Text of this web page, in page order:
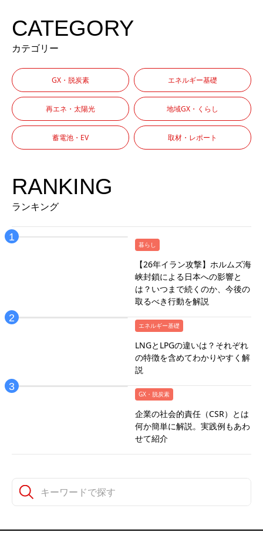
CATEGORY
カテゴリー
GX・脱炭素 エネルギー基礎
再エネ・太陽光 地域GX・くらし
蓄電池・EV 取材・レポート
RANKING
ランキング
暮らし
【26年イラン攻撃】ホルムズ海
峡封鎖による日本への影響と
は？いつまで続くのか、今後の
取るべき行動を解説
エネルギー基礎
LNGとLPGの違いは？それぞれ
の特徴を含めてわかりやすく解
説
GX・脱炭素
企業の社会的責任（CSR）とは
何か簡単に解説。実践例もあわ
せて紹介